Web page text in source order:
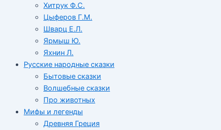
Хитрук Ф.С.
Цыферов Г.М.
Шварц Е.Л.
Ярмыш Ю.
Яхнин Л.
Русские народные сказки
Бытовые сказки
Волшебные сказки
Про животных
Мифы и легенды
Древняя Греция